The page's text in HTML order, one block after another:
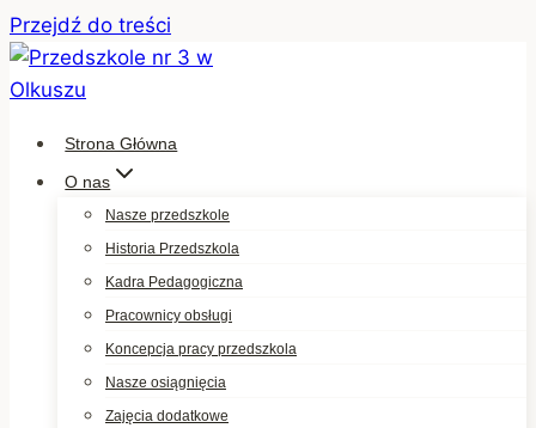
Przejdź do treści
Strona Główna
O nas
Nasze przedszkole
Historia Przedszkola
Kadra Pedagogiczna
Pracownicy obsługi
Koncepcja pracy przedszkola
Nasze osiągnięcia
Zajęcia dodatkowe